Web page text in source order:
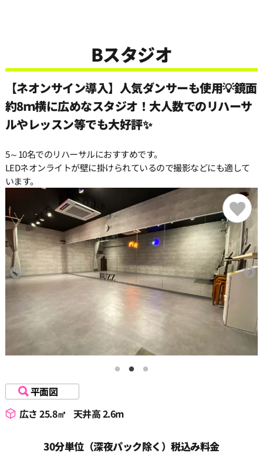
Bスタジオ
【ネオンサイン導入】人気ダンサーも使用💡鏡面
約8ｍ横に広めなスタジオ！大人数でのリハーサ
ルやレッスン等でも大好評✨
5～10名でのリハーサルにおすすめです。
LEDネオンライトが壁に掛けられているので撮影などにも適して
います。
平面図
広さ 25.8㎡ 天井高 2.6m
30分単位（深夜パック除く）税込み料金